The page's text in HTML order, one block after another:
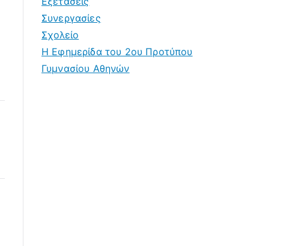
Συνεργασίες
Σχολείο
Η Εφημερίδα του 2ου Προτύπου
Γυμνασίου Αθηνών